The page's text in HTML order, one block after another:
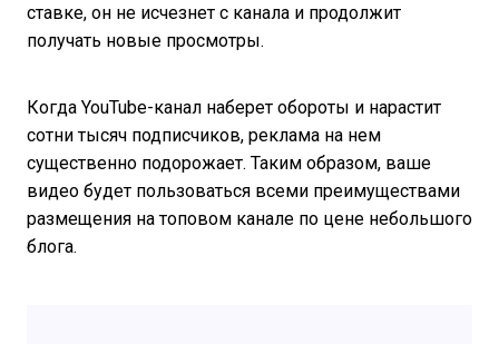
ставке, он не исчезнет с канала и продолжит
получать новые просмотры.
Когда YouTube-канал наберет обороты и нарастит
сотни тысяч подписчиков, реклама на нем
существенно подорожает. Таким образом, ваше
видео будет пользоваться всеми преимуществами
размещения на топовом канале по цене небольшого
блога.